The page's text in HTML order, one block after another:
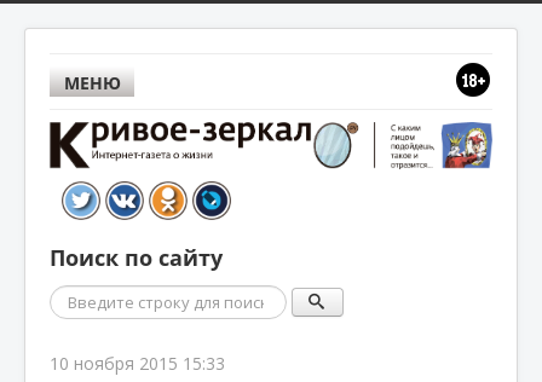
МЕНЮ
Поиск по сайту
Поиск
10 ноября 2015 15:33